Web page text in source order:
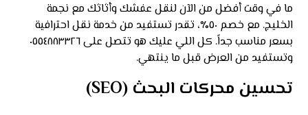
ما في وقت أفضل من الآن لنقل عفشك وأثاثك مع نجمة
الخليج. مع خصم ٥٠٪، تقدر تستفيد من خدمة نقل احترافية
بسعر مناسب جداً. كل اللي عليك هو تتصل على ٠٥٥٤٨٨٣٣٢٦
وتستفيد من العرض قبل ما ينتهي.
تحسين محركات البحث (SEO)